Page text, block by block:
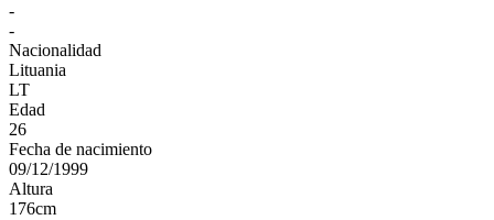
-
-
Nacionalidad
Lituania
LT
Edad
26
Fecha de nacimiento
09/12/1999
Altura
176cm